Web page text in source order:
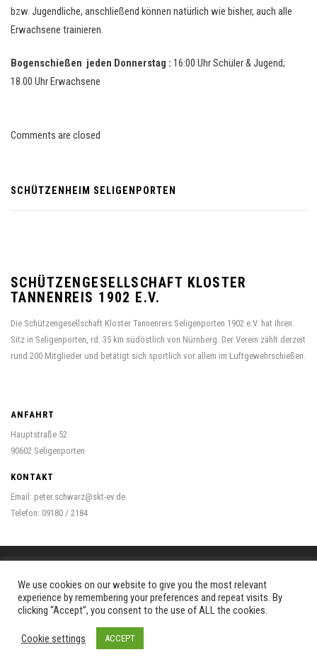
bzw. Jugendliche, anschließend können natürlich wie bisher, auch alle
Erwachsene trainieren.
Bogenschießen jeden Donnerstag : 16:00 Uhr Schüler & Jugend;
18.00 Uhr Erwachsene
Comments are closed
SCHÜTZENHEIM SELIGENPORTEN
SCHÜTZENGESELLSCHAFT KLOSTER
TANNENREIS 1902 E.V.
Die Schützengesellschaft Kloster Tannenreis Seligenporten 1902 e.V. hat ihren
Sitz in Seligenporten, rd. 35 km südöstlich von Nürnberg. Der Verein zählt derzeit
rund 200 Mitglieder und betätigt sich sportlich vor allem im Luftgewehrschießen.
ANFAHRT
Hauptstraße 52
90602 Seligenporten
KONTAKT
Email: peter.schwarz@skt-ev.de
Telefon: 09180 / 2184
© Schützengesellschaft Kloster Tannenreis Seligenporten 1902 e.V.
Impressum Kontakt Links
We use cookies on our website to give you the most relevant
experience by remembering your preferences and repeat visits. By
clicking “Accept”, you consent to the use of ALL the cookies.
Cookie settings ACCEPT